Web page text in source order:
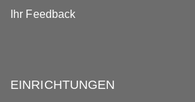
Ihr Feedback
EINRICHTUNGEN